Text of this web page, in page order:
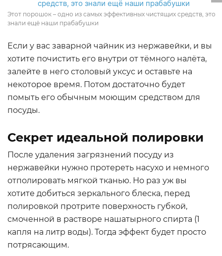
Этот порошок – одно из самых эффективных чистящих средств, это
знали ещё наши прабабушки
Если у вас заварной чайник из нержавейки, и вы
хотите почистить его внутри от тёмного налёта,
залейте в него столовый уксус и оставьте на
некоторое время. Потом достаточно будет
помыть его обычным моющим средством для
посуды.
Секрет идеальной полировки
После удаления загрязнений посуду из
нержавейки нужно протереть насухо и немного
отполировать мягкой тканью. Но раз уж вы
хотите добиться зеркального блеска, перед
полировкой протрите поверхность губкой,
смоченной в растворе нашатырного спирта (1
капля на литр воды). Тогда эффект будет просто
потрясающим.